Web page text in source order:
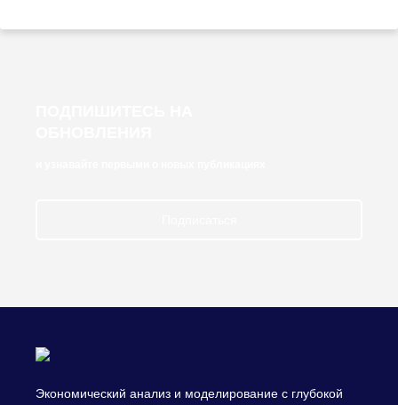
Экономический анализ и моделирование с глубокой